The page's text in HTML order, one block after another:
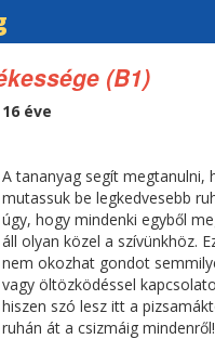
(B1)
éve
A tananyag segít megtanulni,
mutassuk be legkedvesebb
úgy, hogy mindenki egyből
áll olyan közel a szívünkhöz.
nem okozhat gondot
vagy öltözködéssel
hiszen szó lesz itt a
ruhán át a csizmáig mindenről!